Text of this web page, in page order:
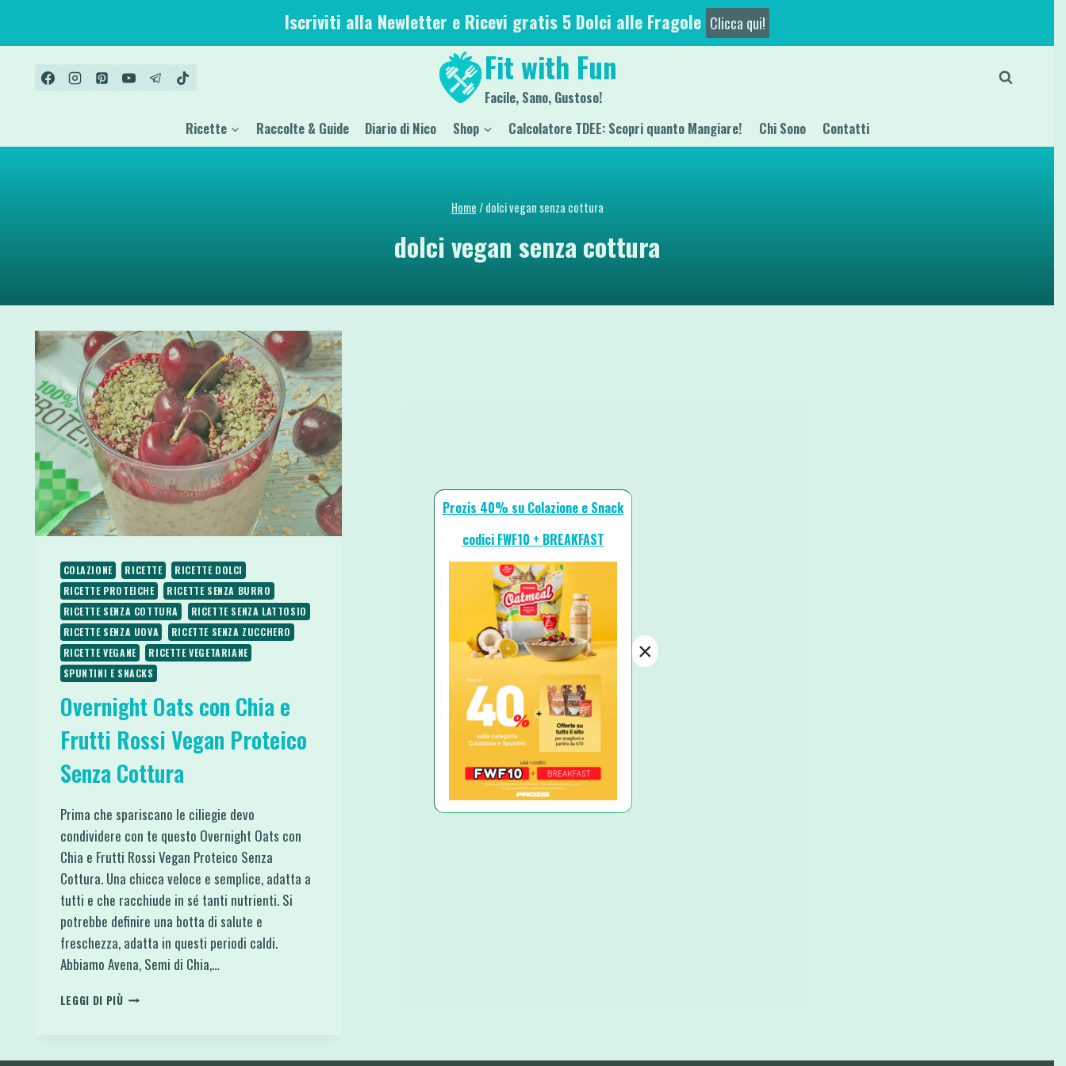
contenuto
Iscriviti alla Newletter e Ricevi gratis 5 Dolci alle Fragole Clicca qui!
Fit with Fun
Facile, Sano, Gustoso!
Ricette Raccolte & Guide Diario di Nico Shop Calcolatore TDEE: Scopri quanto Mangiare! Chi Sono Contatti
Home/ dolci vegan senza cottura
dolci vegan senza cottura
COLAZIONE RICETTE
RICETTE DOLCI
RICETTE PROTEICHE
RICETTE SENZA BURRO
RICETTE SENZA COTTURA
RICETTE SENZA LATTOSIO
RICETTE SENZA UOVA
RICETTE SENZA ZUCCHERO
RICETTE VEGANE
RICETTE VEGETARIANE
SPUNTINI E SNACKS
Overnight Oats con Chia e
Frutti Rossi Vegan Proteico
Senza Cottura
Prima che spariscano le ciliegie devo
condividere con te questo Overnight Oats con
Chia e Frutti Rossi Vegan Proteico Senza
Cottura. Una chicca veloce e semplice, adatta a
tutti e che racchiude in sé tanti nutrienti. Si
potrebbe definire una botta di salute e
freschezza, adatta in questi periodi caldi.
Abbiamo Avena, Semi di Chia,…
LEGGI DI PIÙOVERNIGHT
E
Prozis 40% su Colazione e Snack
codici FWF10 + BREAKFAST
×